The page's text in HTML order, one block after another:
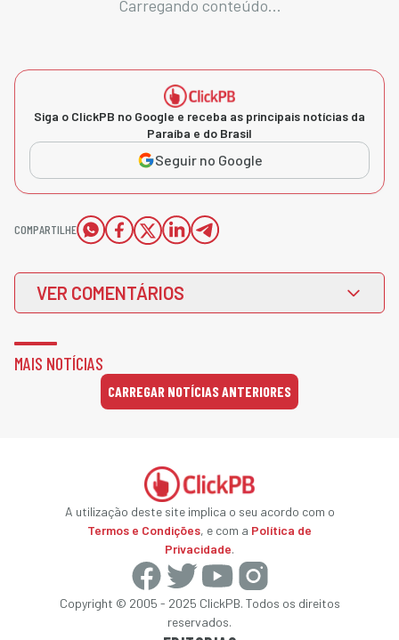
Carregando conteúdo...
Siga o ClickPB no Google e receba as principais notícias da
Paraíba e do Brasil
Seguir no Google
COMPARTILHE
VER COMENTÁRIOS
MAIS NOTÍCIAS
CARREGAR NOTÍCIAS ANTERIORES
A utilização deste site implica o seu acordo com o
Termos e Condições, e com a Política de
Privacidade.
Copyright © 2005 - 2025 ClickPB. Todos os direitos
reservados.